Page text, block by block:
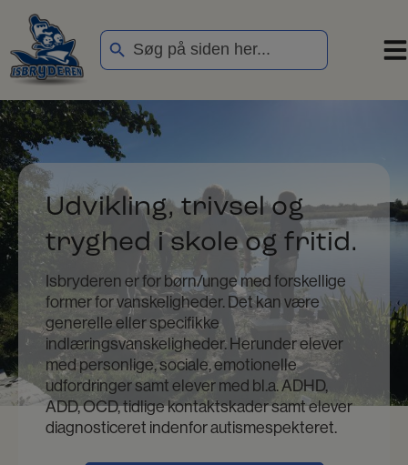
indholdet
Search
for:
Search Button
Udvikling, trivsel og
tryghed i skole og fritid.
Isbryderen er for børn/unge med forskellige
former for vanskeligheder. Det kan være
generelle eller specifikke
indlæringsvanskeligheder. Herunder elever
med personlige, sociale, emotionelle
udfordringer samt elever med bl.a. ADHD,
ADD, OCD, tidlige kontaktskader samt elever
diagnosticeret indenfor autismespekteret.